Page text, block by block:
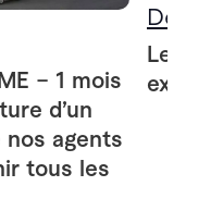
– 1 mois
d’un
nos agents
tous les
Le